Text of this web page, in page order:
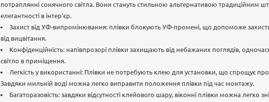
потраплянні сонячного світла. Вони стануть стильною альтернативою традиційним
елегантності в інтер'єр.
Захист від УФ-випромінювання: плівки блокують УФ-промені, що допоможе
від вицвітання.
Конфіденційність: напівпрозорі плівки захищають від небажаних поглядів,
світло в приміщення.
Легкість у використанні: Плівки не потребують клею для установки, що спрощує
Завдяки мильній воді можна легко виправити положення плівки під час монтажу.
Багаторазовість: завдяки відсутності клейового шару, віконні плівки можна легко